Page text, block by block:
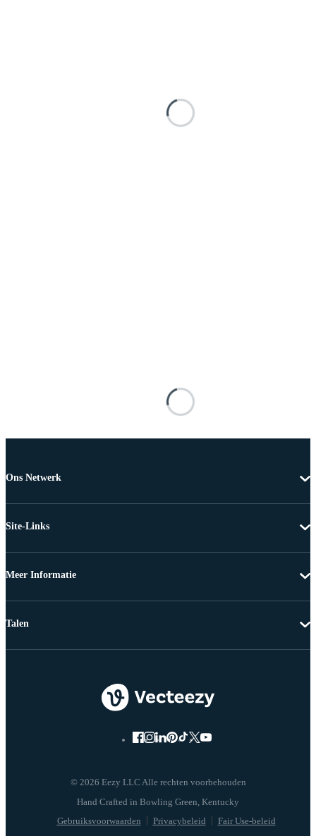
Ons Netwerk
Site-Links
Meer Informatie
© 2026 Eezy LLC Alle rechten voorbehouden
Gebruiksvoorwaarden Privacybeleid Fair Use-beleid
Talen